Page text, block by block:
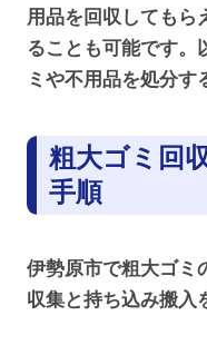
用品を回収してもら
ることも可能です。
ミや不用品を処分す
粗大ゴミ回
手順
伊勢原市で粗大ゴミ
収集と持ち込み搬入